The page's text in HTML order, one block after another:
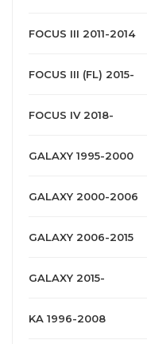
FOCUS III 2011-2014
FOCUS III (FL) 2015-
FOCUS IV 2018-
GALAXY 1995-2000
GALAXY 2000-2006
GALAXY 2006-2015
GALAXY 2015-
KA 1996-2008